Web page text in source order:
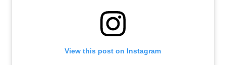
View this post on Instagram